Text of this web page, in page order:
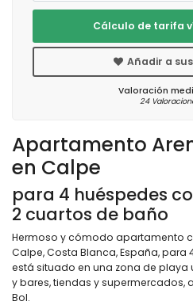
Apartamento
en Calpe
para 4 huéspedes
2 cuartos de baño
Hermoso y cómodo apartamento
Calpe, Costa Blanca, España, para
está situado en una zona de playa
y bares, tiendas y supermercados,
Bol.
Cálculo de tarifa
Añadir a
Valoración
24